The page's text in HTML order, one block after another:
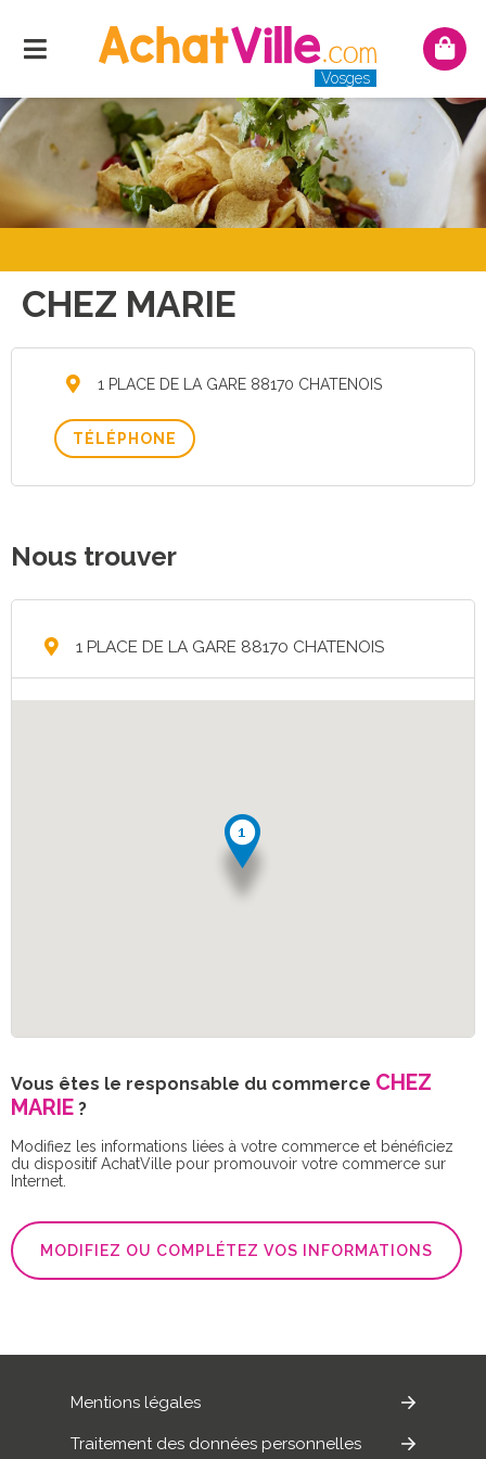
Menu
Vosges
Mon
CHEZ MARIE
1 PLACE DE LA GARE 88170 CHATENOIS
TÉLÉPHONE
Nous trouver
1 PLACE DE LA GARE 88170 CHATENOIS
Vous êtes le responsable du commerce CHEZ
MARIE ?
Modifiez les informations liées à votre commerce et bénéficiez
du dispositif AchatVille pour promouvoir votre commerce sur
Internet.
MODIFIEZ OU COMPLÉTEZ VOS INFORMATIONS
Mentions légales
Traitement des données personnelles